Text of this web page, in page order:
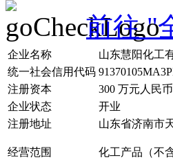
前往 "
企业名称
山东慧阳化工
统一社会信用代码
注册资本
300 万元人民币
企业状态
开业
注册地址
山东省济南市
经营范围 化工产品（不